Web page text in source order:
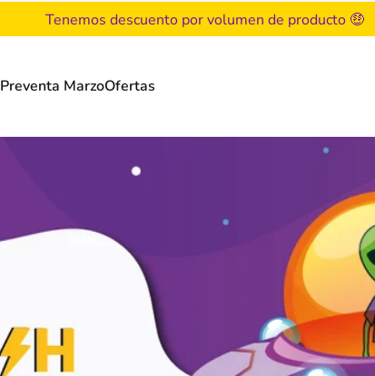
Tenemos descuento por volumen de producto 🤑
Preventa MarzoOfertas